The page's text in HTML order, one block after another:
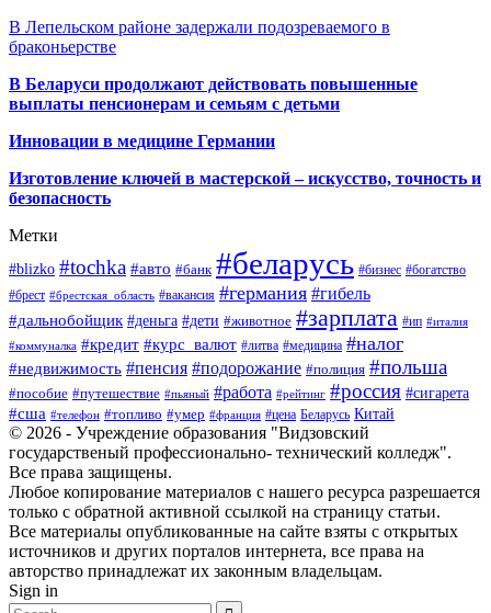
В Лепельском районе задержали подозреваемого в
браконьерстве
В Беларуси продолжают действовать повышенные
выплаты пенсионерам и семьям с детьми
Инновации в медицине Германии
Изготовление ключей в мастерской – искусство, точность и
безопасность
Метки
#blizko #tochka #авто #банк #беларусь #бизнес #богатство
#брест #брестская_область #вакансия #германия #гибель
#дальнобойщик #деньга #дети #животное #зарплата #ип #италия
#коммуналка #кредит #курс_валют #литва #медицина #налог
#недвижимость #пенсия #подорожание #полиция #польша
#пособие #путешествие #пьяный #работа #рейтинг #россия #сигарета
#сша #телефон #топливо #умер #франция #цена Беларусь Китай
© 2026 - Учреждение образования "Видзовский
государственый профессионально- технический колледж".
Все права защищены.
Любое копирование материалов с нашего ресурса разрешается
только с обратной активной ссылкой на страницу статьи.
Все материалы опубликованные на сайте взяты с открытых
источников и других порталов интернета, все права на
авторство принадлежат их законным владельцам.
Sign in